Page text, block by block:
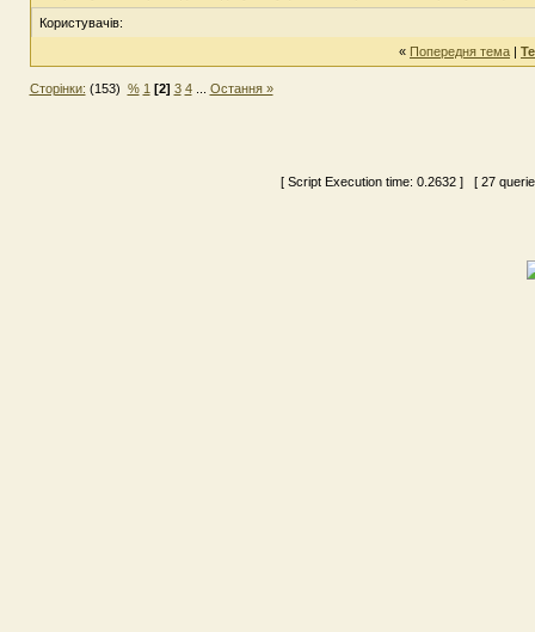
Користувачів:
« Попередня тема |
Сторінки: (153) % 1 [2] 3 4... Остання »
[ Script Execution time: 0.2632 ] [ 27